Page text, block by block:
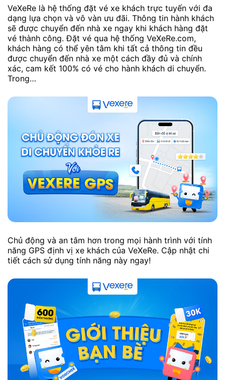
VeXeRe là hệ thống đặt vé xe khách trực tuyến với đa
dạng lựa chọn và vô vàn ưu đãi. Thông tin hành khách
sẽ được chuyển đến nhà xe ngay khi khách hàng đặt
vé thành công. Đặt vé qua hệ thống VeXeRe.com,
khách hàng có thể yên tâm khi tất cả thông tin đều
được chuyển đến nhà xe một cách đầy đủ và chính
xác, cam kết 100% có vé cho hành khách di chuyển.
Trong…
Chủ động và an tâm hơn trong mọi hành trình với tính
năng GPS định vị xe khách của VeXeRe. Cập nhật chi
tiết cách sử dụng tính năng này ngay!